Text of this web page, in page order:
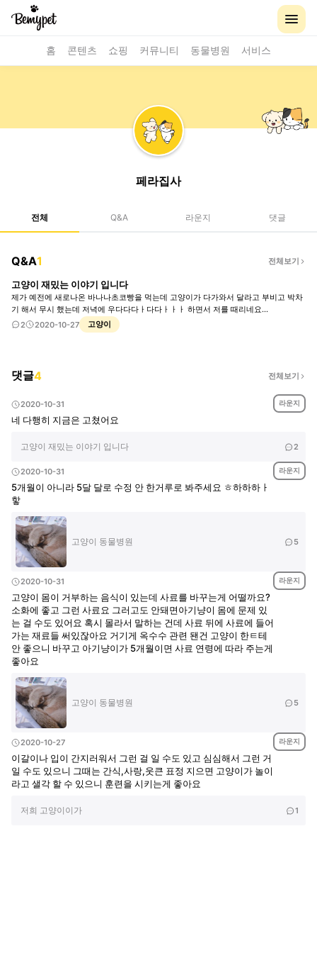
홈 콘텐츠 쇼핑 커뮤니티 동물병원 서비스
페라집사
전체 Q&A 라운지 댓글
Q&A1 전체보기
고양이 재밌는 이야기 입니다
제가 예전에 새로나온 바나나초코빵을 먹는데 고양이가 다가와서 달라고 부비고 박차
기 해서 무시 했는데 저녁에 우다다다ㅏ다다ㅏㅏㅏ 하면서 저를 때리네요...
2
2020-10-27 고양이
댓글4 전체보기
2020-10-31 라운지
네 다행히 지금은 고쳤어요
고양이 재밌는 이야기 입니다 2
2020-10-31 라운지
5개월이 아니라 5달 달로 수정 안 한거루로 봐주세요 ㅎ하하하ㅏ
핳
고양이 동물병원 5
2020-10-31 라운지
고양이 몸이 거부하는 음식이 있는데 사료를 바꾸는게 어떨까요?
소화에 좋고 그런 사료요 그러고도 안돼면아기냥이 몸에 문제 있
는 걸 수도 있어요 혹시 몰라서 말하는 건데 사료 뒤에 사료에 들어
가는 재료들 써있잖아요 거기게 옥수수 관련 됀건 고양이 한ㅌ테
안 좋으니 바꾸고 아기냥이가 5개월이면 사료 연령에 따라 주는게
좋아요
고양이 동물병원 5
2020-10-27 라운지
이갈이나 입이 간지러워서 그런 걸 일 수도 있고 심심해서 그런 거
일 수도 있으니 그때는 간식,사랑,웃큰 표정 지으면 고양이가 놀이
라고 샐각 할 수 있으니 훈련을 시키는게 좋아요
저희 고양이이가 1